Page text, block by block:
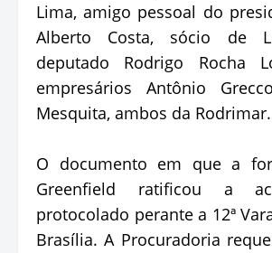
Lima, amigo pessoal do
Alberto Costa, sócio de
deputado Rodrigo Rocha
empresários Antônio
Mesquita, ambos da Rodrimar.
O documento em que a
Greenfield ratificou a
protocolado perante a 12ª
Brasília. A Procuradoria